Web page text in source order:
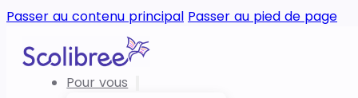
Passer au contenu principal Passer au pied de page
Pour vous